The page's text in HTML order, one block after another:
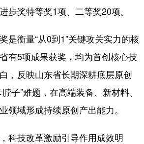
城市 旅游 能源
市公司 投教基地
步奖特等奖1项、二等奖20项。
衡量“从0到1”关键攻关实力的核
有5项成果获奖，均为首创核心技
，反映山东省长期深耕底层原创
子”难题，在高端装备、新材料、
领域形成持续原创产出能力。
技改革激励引导作用成效明